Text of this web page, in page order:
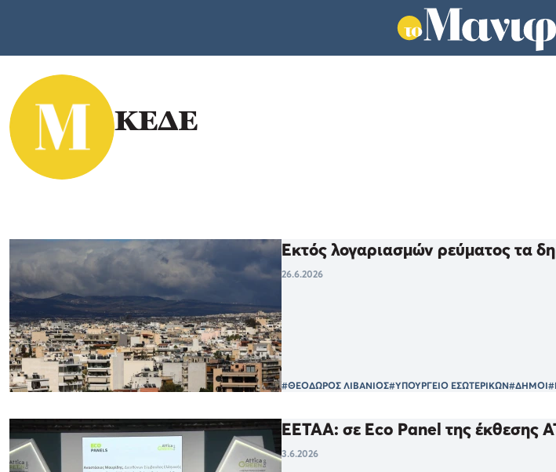
ΚΕΔΕ
Εκτός λογαριασμών ρεύματος τα
26.6.2026
#ΘΕΟΔΩΡΟΣ ΛΙΒΑΝΙΟΣ#ΥΠΟΥΡΓΕΙΟ ΕΣΩΤΕΡΙΚΩΝ#ΔΗΜΟΙ
ΕΕΤΑΑ: σε Eco Panel της έκθεσης
3.6.2026